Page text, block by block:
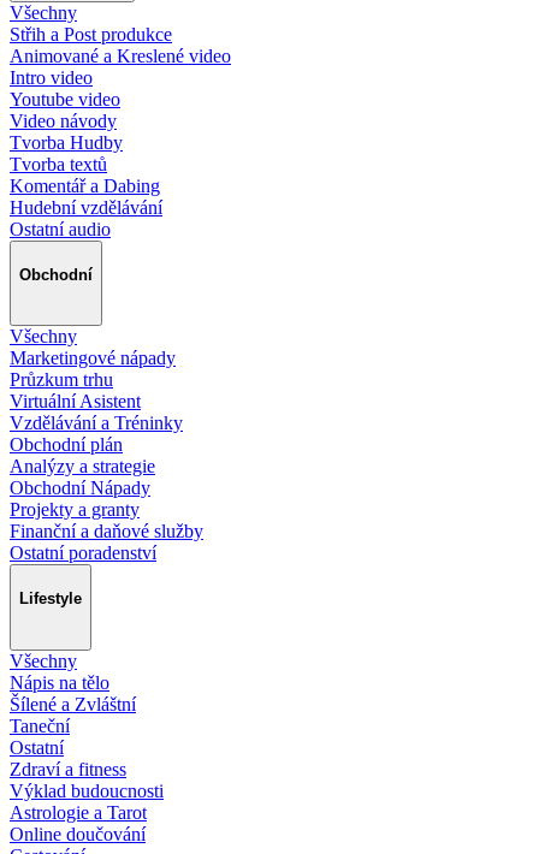
Všechny
Střih a Post produkce
Animované a Kreslené video
Intro video
Youtube video
Video návody
Tvorba Hudby
Tvorba textů
Komentář a Dabing
Hudební vzdělávání
Ostatní audio
Obchodní
Všechny
Marketingové nápady
Průzkum trhu
Virtuální Asistent
Vzdělávání a Tréninky
Obchodní plán
Analýzy a strategie
Obchodní Nápady
Projekty a granty
Finanční a daňové služby
Ostatní poradenství
Lifestyle
Všechny
Nápis na tělo
Šílené a Zvláštní
Taneční
Ostatní
Zdraví a fitness
Výklad budoucnosti
Astrologie a Tarot
Online doučování